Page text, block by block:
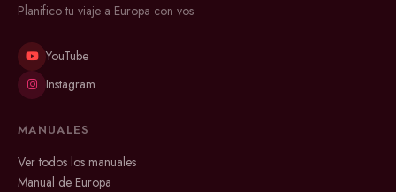
Planifico tu viaje a Europa con vos
YouTube
Instagram
MANUALES
Ver todos los manuales
Manual de Europa